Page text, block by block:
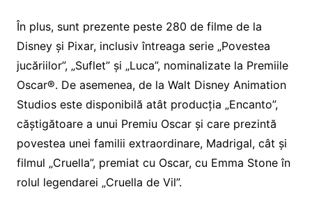
În plus, sunt prezente peste 280 de filme de la
Disney și Pixar, inclusiv întreaga serie „Povestea
jucăriilor”, „Suflet” și „Luca”, nominalizate la Premiile
Oscar®. De asemenea, de la Walt Disney Animation
Studios este disponibilă atât producția „Encanto”,
căștigătoare a unui Premiu Oscar și care prezintă
povestea unei familii extraordinare, Madrigal, cât și
filmul „Cruella”, premiat cu Oscar, cu Emma Stone în
rolul legendarei „Cruella de Vil”.